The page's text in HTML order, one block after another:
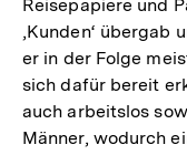
Reisepapiere und
‚Kunden‘ übergab
er in der Folge
sich dafür bereit
auch arbeitslos
Männer, wodurch